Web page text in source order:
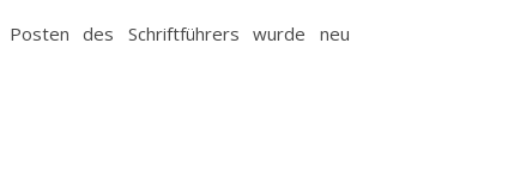
des Schriftführers wurde neu